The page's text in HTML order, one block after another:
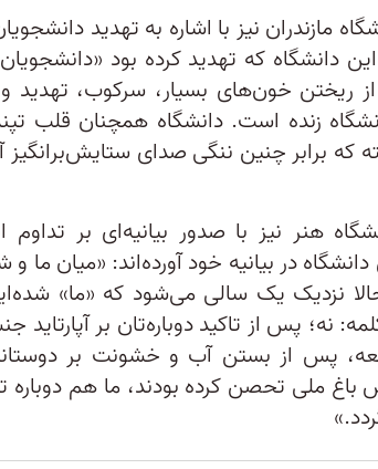
مازندران نیز با اشاره به تهدید
دانشگاه که تهدید کرده بود «دانشجویان
ریختن خون‌های بسیار، سرکوب، تهدید و
زنده است. دانشگاه همچنان قلب
که برابر چنین ننگی صدای
هنر نیز با صدور بیانیه‌ای بر تداوم
در بیانیه خود آورده‌اند: «میان ما
نزدیک یک سالی می‌شود که «ما»
نه؛ پس از تاکید دوباره‌تان بر
پس از بستن آب و خشونت بر
باغ ملی تحصن کرده بودند، ما هم